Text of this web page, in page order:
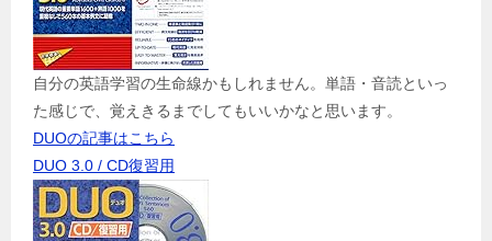
自分の英語学習の生命線かもしれません。単語・音読といっ
た感じで、覚えきるまでしてもいいかなと思います。
DUOの記事はこちら
DUO 3.0 / CD復習用